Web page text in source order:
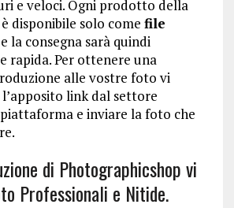
e veloci. Ogni prodotto della
disponibile solo come file
e la consegna sarà quindi
rapida. Per ottenere una
alle vostre foto vi
link dal settore
e inviare la foto che
di Photographicshop vi
Professionali e Nitide.